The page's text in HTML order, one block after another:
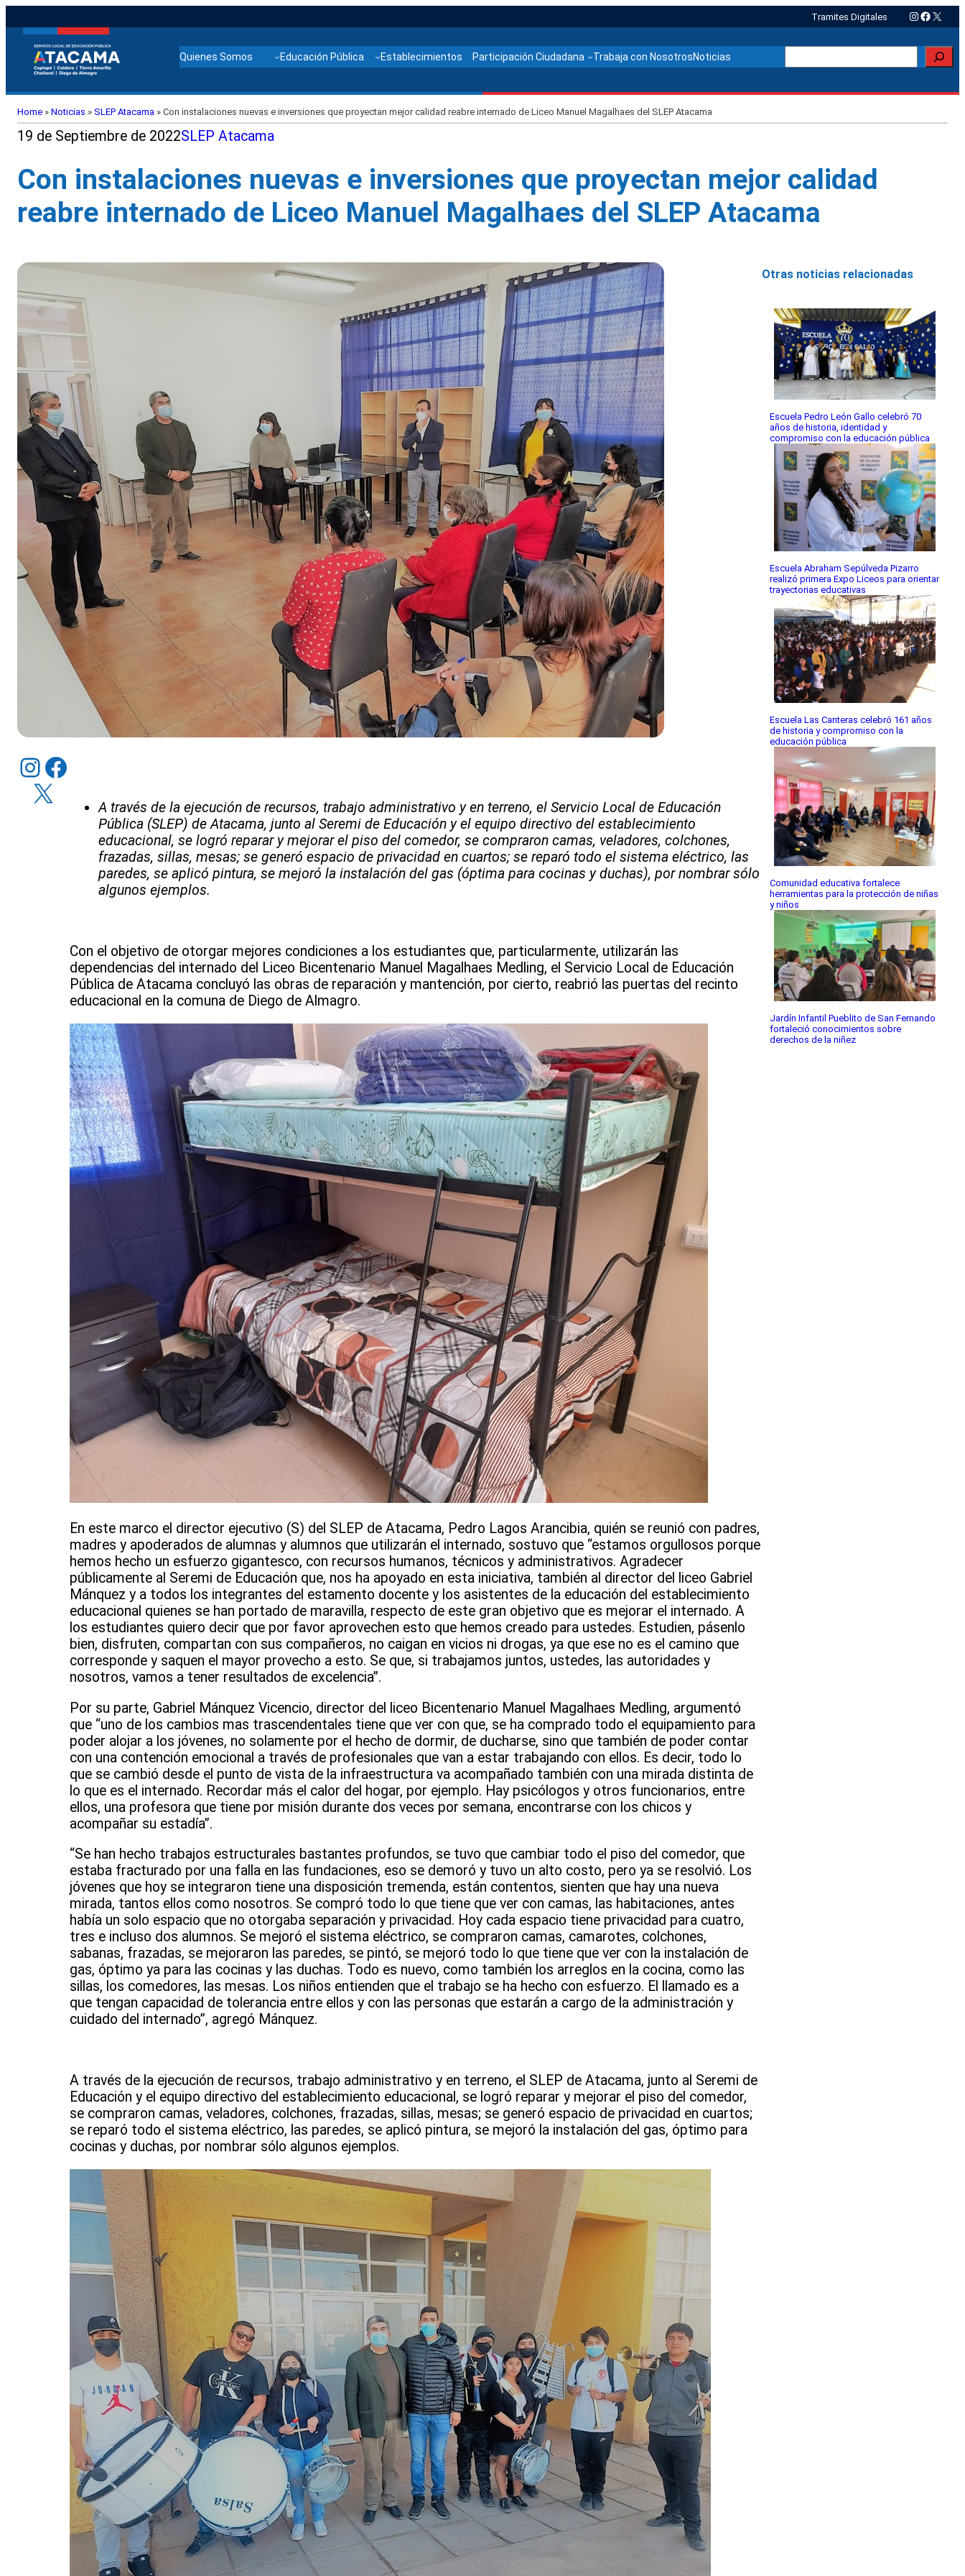
Tramites Digitales Instagram
X
Quienes Somos Educación Pública Establecimientos Participación Ciudadana Trabaja con NosotrosNoticias
Home » Noticias » SLEP Atacama » Con instalaciones nuevas e inversiones que proyectan mejor calidad reabre internado de Liceo Manuel Magalhaes del SLEP Atacama
19 de Septiembre de 2022SLEP Atacama
Con instalaciones nuevas e inversiones que proyectan mejor calidad
reabre internado de Liceo Manuel Magalhaes del SLEP Atacama
Instagram Facebook
X
A través de la ejecución de recursos, trabajo administrativo y en terreno, el Servicio Local de Educación
Pública (SLEP) de Atacama, junto al Seremi de Educación y el equipo directivo del establecimiento
educacional, se logró reparar y mejorar el piso del comedor, se compraron camas, veladores, colchones,
frazadas, sillas, mesas; se generó espacio de privacidad en cuartos; se reparó todo el sistema eléctrico, las
paredes, se aplicó pintura, se mejoró la instalación del gas (óptima para cocinas y duchas), por nombrar sólo
algunos ejemplos.
Con el objetivo de otorgar mejores condiciones a los estudiantes que, particularmente, utilizarán las
dependencias del internado del Liceo Bicentenario Manuel Magalhaes Medling, el Servicio Local de Educación
Pública de Atacama concluyó las obras de reparación y mantención, por cierto, reabrió las puertas del recinto
educacional en la comuna de Diego de Almagro.
En este marco el director ejecutivo (S) del SLEP de Atacama, Pedro Lagos Arancibia, quién se reunió con padres,
madres y apoderados de alumnas y alumnos que utilizarán el internado, sostuvo que “estamos orgullosos porque
hemos hecho un esfuerzo gigantesco, con recursos humanos, técnicos y administrativos. Agradecer
públicamente al Seremi de Educación que, nos ha apoyado en esta iniciativa, también al director del liceo Gabriel
Mánquez y a todos los integrantes del estamento docente y los asistentes de la educación del establecimiento
educacional quienes se han portado de maravilla, respecto de este gran objetivo que es mejorar el internado. A
los estudiantes quiero decir que por favor aprovechen esto que hemos creado para ustedes. Estudien, pásenlo
bien, disfruten, compartan con sus compañeros, no caigan en vicios ni drogas, ya que ese no es el camino que
corresponde y saquen el mayor provecho a esto. Se que, si trabajamos juntos, ustedes, las autoridades y
nosotros, vamos a tener resultados de excelencia”.
Por su parte, Gabriel Mánquez Vicencio, director del liceo Bicentenario Manuel Magalhaes Medling, argumentó
que “uno de los cambios mas trascendentales tiene que ver con que, se ha comprado todo el equipamiento para
poder alojar a los jóvenes, no solamente por el hecho de dormir, de ducharse, sino que también de poder contar
con una contención emocional a través de profesionales que van a estar trabajando con ellos. Es decir, todo lo
que se cambió desde el punto de vista de la infraestructura va acompañado también con una mirada distinta de
lo que es el internado. Recordar más el calor del hogar, por ejemplo. Hay psicólogos y otros funcionarios, entre
ellos, una profesora que tiene por misión durante dos veces por semana, encontrarse con los chicos y
acompañar su estadía”.
“Se han hecho trabajos estructurales bastantes profundos, se tuvo que cambiar todo el piso del comedor, que
estaba fracturado por una falla en las fundaciones, eso se demoró y tuvo un alto costo, pero ya se resolvió. Los
jóvenes que hoy se integraron tiene una disposición tremenda, están contentos, sienten que hay una nueva
mirada, tantos ellos como nosotros. Se compró todo lo que tiene que ver con camas, las habitaciones, antes
había un solo espacio que no otorgaba separación y privacidad. Hoy cada espacio tiene privacidad para cuatro,
tres e incluso dos alumnos. Se mejoró el sistema eléctrico, se compraron camas, camarotes, colchones,
sabanas, frazadas, se mejoraron las paredes, se pintó, se mejoró todo lo que tiene que ver con la instalación de
gas, óptimo ya para las cocinas y las duchas. Todo es nuevo, como también los arreglos en la cocina, como las
sillas, los comedores, las mesas. Los niños entienden que el trabajo se ha hecho con esfuerzo. El llamado es a
que tengan capacidad de tolerancia entre ellos y con las personas que estarán a cargo de la administración y
cuidado del internado”, agregó Mánquez.
A través de la ejecución de recursos, trabajo administrativo y en terreno, el SLEP de Atacama, junto al Seremi de
Educación y el equipo directivo del establecimiento educacional, se logró reparar y mejorar el piso del comedor,
se compraron camas, veladores, colchones, frazadas, sillas, mesas; se generó espacio de privacidad en cuartos;
se reparó todo el sistema eléctrico, las paredes, se aplicó pintura, se mejoró la instalación del gas, óptimo para
cocinas y duchas, por nombrar sólo algunos ejemplos.
Otras noticias relacionadas
Escuela Pedro León Gallo celebró 70
años de historia, identidad y
compromiso con la educación pública
Escuela Abraham Sepúlveda Pizarro
realizó primera Expo Liceos para orientar
trayectorias educativas
Escuela Las Canteras celebró 161 años
de historia y compromiso con la
educación pública
Comunidad educativa fortalece
herramientas para la protección de niñas
y niños
Jardín Infantil Pueblito de San Fernando
fortaleció conocimientos sobre
derechos de la niñez